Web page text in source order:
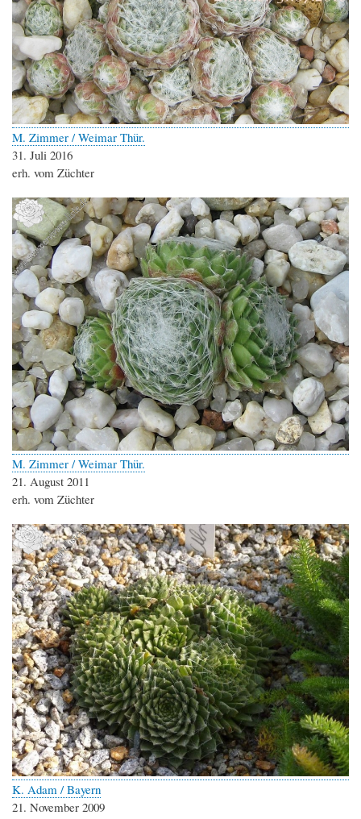
M. Zimmer / Weimar Thür.
31. Juli 2016
erh. vom Züchter
M. Zimmer / Weimar Thür.
21. August 2011
erh. vom Züchter
K. Adam / Bayern
21. November 2009